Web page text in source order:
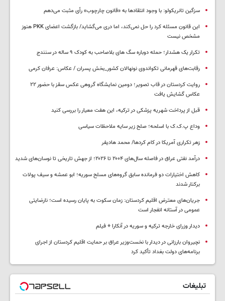
سزگین تانریکولو: با وجود انتقادها به «قانون چارچوب» رأی مثبت می‌دهم
این قانون مسئله کرد را حل نمی‌کند، اما دری می‌گشاید/ بازگشت اعضای PKK هنوز
مشخص نیست
تکرار یک هشدار؛ حمله دوباره سگ های بلاصاحب به کودک ۹ ساله در سنندج
رقابت‌های قهرمانی تکواندوی نونهالان کشور_بخش پسران / عکاس: عرفان کرمی
روایت کردستان در قاب تصویر؛ دومین نمایشگاه گروهی عکس سقز با حضور ۲۲
عکاس گشایش یافت
قبل از پرداخت شهریه پزشکی در ترکیه، این هفت معیار را بررسی کنید
وداع پ.ک.ک با اسلحه؛ صلح زیر سایه ملاحظات سیاسی
زهر تکراری آمریکا در کام کردها/ محمد هادیفر
درآمد نفتی عراق در فاصله سال‌های ۲۰۰۴ تا ۲۰۲۶؛ از جهش تاریخی تا نوسان‌های شدید
کاهش اختیارات دو فرمانده سابق گروه‌های مسلح سوریه؛ ابو عمشه و سیف پولات
برکنار شدند
جریان‌های معترض اقلیم کردستان: زمان سکوت به پایان رسیده است؛ نارضایتی
عمومی در آستانه انفجار است
دیدار وزرای خارجه ترکیه و سوریه در آنکارا + فیلم
نچیروان بارزانی در دیدار با نخست‌وزیر عراق بر حمایت اقلیم کردستان از اجرای
برنامه‌های دولت بغداد تأکید کرد
تبلیغات